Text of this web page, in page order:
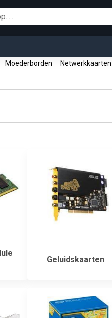
Moederborden Netwerkkaarten
Geluidskaarten